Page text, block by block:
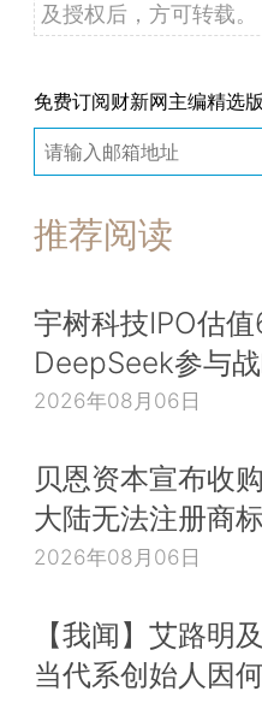
及授权后，方可转载。
免费订阅财新网主编精选
推荐阅读
宇树科技IPO估
DeepSeek参与
2026年08月06日
贝恩资本宣布收
大陆无法注册商
2026年08月06日
【我闻】艾路明
当代系创始人因